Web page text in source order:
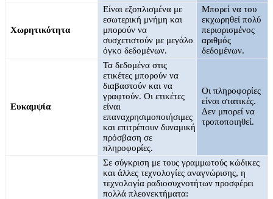
Χωρητικότητα
Είναι εξοπλισμένα με
εσωτερική μνήμη και
μπορούν να
συσχετιστούν με μεγάλο
όγκο δεδομένων.
Μπορεί να του
εκχωρηθεί πολύ
περιορισμένος
αριθμός
δεδομένων.
Ευκαμψία
Τα δεδομένα στις
ετικέτες μπορούν να
διαβαστούν και να
γραφτούν. Οι ετικέτες
είναι
επαναχρησιμοποιήσιμες
και επιτρέπουν δυναμική
πρόσβαση σε
πληροφορίες.
Οι πληροφορίες
είναι στατικές.
Δεν μπορεί να
τροποποιηθεί.
Σε σύγκριση με τους γραμμωτούς κώδικες
και άλλες τεχνολογίες αναγνώρισης, η
τεχνολογία ραδιοσυχνοτήτων προσφέρει
πολλά πλεονεκτήματα: